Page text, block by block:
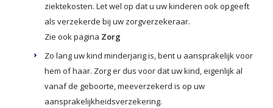
ziektekosten. Let wel op dat u uw kinderen ook opgeeft
als verzekerde bij uw zorgverzekeraar.
Zie ook pagina Zorg
Zo lang uw kind minderjarig is, bent u aansprakelijk voor
hem of haar. Zorg er dus voor dat uw kind, eigenlijk al
vanaf de geboorte, meeverzekerd is op uw
aansprakelijkheidsverzekering.